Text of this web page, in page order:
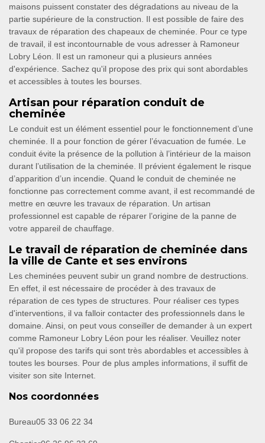
maisons puissent constater des dégradations au niveau de la
partie supérieure de la construction. Il est possible de faire des
travaux de réparation des chapeaux de cheminée. Pour ce type
de travail, il est incontournable de vous adresser à Ramoneur
Lobry Léon. Il est un ramoneur qui a plusieurs années
d'expérience. Sachez qu'il propose des prix qui sont abordables
et accessibles à toutes les bourses.
Artisan pour réparation conduit de
cheminée
Le conduit est un élément essentiel pour le fonctionnement d’une
cheminée. Il a pour fonction de gérer l’évacuation de fumée. Le
conduit évite la présence de la pollution à l’intérieur de la maison
durant l’utilisation de la cheminée. Il prévient également le risque
d’apparition d’un incendie. Quand le conduit de cheminée ne
fonctionne pas correctement comme avant, il est recommandé de
mettre en œuvre les travaux de réparation. Un artisan
professionnel est capable de réparer l’origine de la panne de
votre appareil de chauffage.
Le travail de réparation de cheminée dans
la ville de Cante et ses environs
Les cheminées peuvent subir un grand nombre de destructions.
En effet, il est nécessaire de procéder à des travaux de
réparation de ces types de structures. Pour réaliser ces types
d'interventions, il va falloir contacter des professionnels dans le
domaine. Ainsi, on peut vous conseiller de demander à un expert
comme Ramoneur Lobry Léon pour les réaliser. Veuillez noter
qu'il propose des tarifs qui sont très abordables et accessibles à
toutes les bourses. Pour de plus amples informations, il suffit de
visiter son site Internet.
Nos coordonnées
Bureau05 33 06 22 34